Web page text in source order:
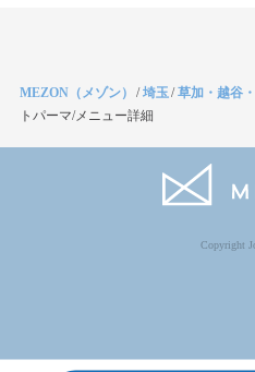
MEZON（メゾン） /埼玉/草加・越谷
トパーマ/メニュー詳細
Copyright